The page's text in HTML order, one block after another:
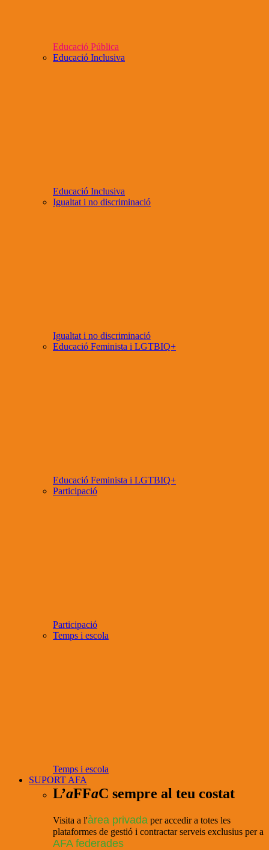
Educació Pública
Educació Inclusiva
Educació Inclusiva
Igualtat i no discriminació
Igualtat i no discriminació
Educació Feminista i LGTBIQ+
Educació Feminista i LGTBIQ+
Participació
Participació
Temps i escola
Temps i escola
SUPORT AFA
L’aFFaC sempre al teu costat
Visita a l'àrea privada per accedir a totes les
plataformes de gestió i contractar serveis exclusius per a
AFA federades